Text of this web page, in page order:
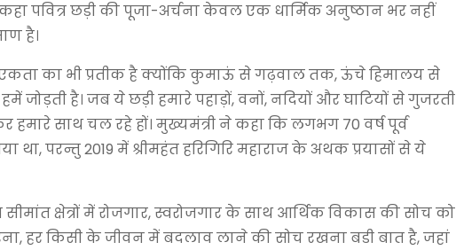
पवित्र छड़ी की पूजा-अर्चना केवल एक धार्मिक अनुष्ठान भर नहीं
है।
एकता का भी प्रतीक है क्योंकि कुमाऊं से गढ़वाल तक, ऊंचे हिमालय से
जोड़ती है। जब ये छड़ी हमारे पहाड़ों, वनों, नदियों और घाटियों से गुजरती
साथ चल रहे हों। मुख्यमंत्री ने कहा कि लगभग 70 वर्ष पूर्व
था, परन्तु 2019 में श्रीमहंत हरिगिरि महाराज के अथक प्रयासों से ये
क्षेत्रों में रोजगार, स्वरोजगार के साथ आर्थिक विकास की सोच को
हर किसी के जीवन में बदलाव लाने की सोच रखना बडी बात है, जहां